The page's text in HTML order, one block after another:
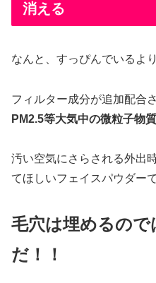
消える
なんと、すっぴんでいるよ
フィルター成分が追加配合さ
PM2.5等大気中の微粒子物
汚い空気にさらされる外出
てほしいフェイスパウダーで
毛穴は埋めるの
だ！！